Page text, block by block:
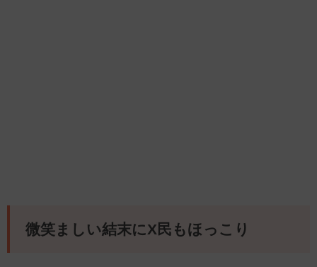
微笑ましい結末にX民もほっこり